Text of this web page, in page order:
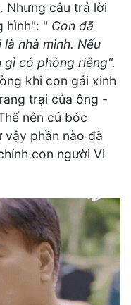
Nhưng câu trả lời
hình": " Con đã
nhà mình. Nếu
gì có phòng riêng".
khi con gái xinh
trại của ông -
nên cú bóc
vậy phần nào đã
con người Vi